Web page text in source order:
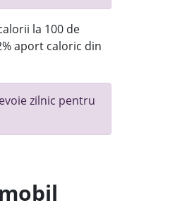
la 100 de
aport caloric din
zilnic pentru